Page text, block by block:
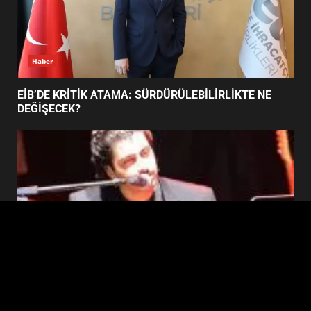
6
BURHANİYE SATRANÇ
TURNUVASI KAYITLARI NEYİ
DEĞİŞTİRİYOR?
YENİ YÖNETİM NASIL
ŞEKİLLENDİ?
Haber
EİB’DE KRİTİK ATAMA: SÜRDÜRÜLEBİLİRLİKTE NE
DEĞİŞECEK?